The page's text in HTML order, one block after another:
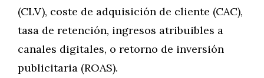
(CLV), coste de adquisición de cliente (CAC),
tasa de retención, ingresos atribuibles a
canales digitales, o retorno de inversión
publicitaria (ROAS).